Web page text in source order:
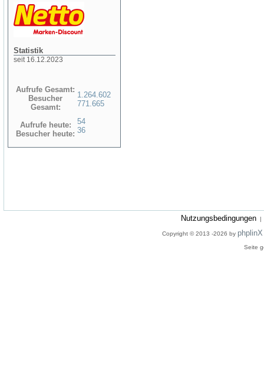
Statistik
seit 16.12.2023
Aufrufe Gesamt:
Besucher
Gesamt:
Aufrufe heute:
Besucher heute:
1.264.602
771.665
54
36
Nutzungsbedingungen
Copyright © 2013 -2026 by phplinX
Seite